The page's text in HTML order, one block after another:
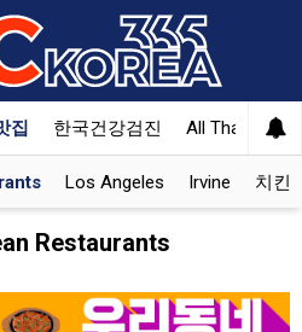
집 한국건강검진 All That Korea
Los Angeles Irvine 치킨
Restaurants